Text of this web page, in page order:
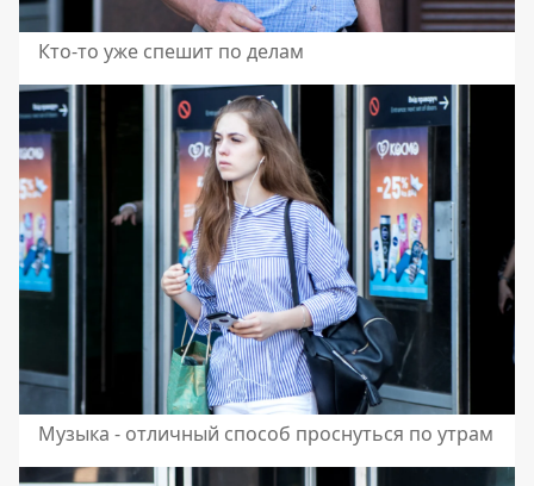
Кто-то уже спешит по делам
Музыка - отличный способ проснуться по утрам